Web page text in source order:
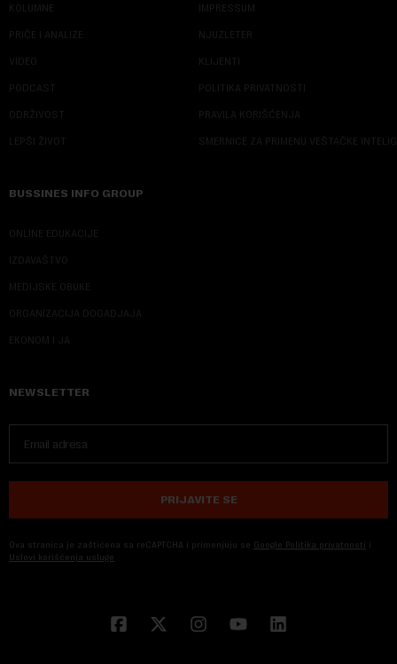
KOLUMNE
PRIČE I ANALIZE
VIDEO
PODCAST
ODRŽIVOST
LEPŠI ŽIVOT
IMPRESSUM
NJUZLETER
KLIJENTI
POLITIKA PRIVATNOSTI
PRAVILA KORIŠĆENJA
SMERNICE ZA PRIMENU VEŠTAČKE
BUSSINES INFO GROUP
ONLINE EDUKACIJE
IZDAVAŠTVO
MEDIJSKE OBUKE
ORGANIZACIJA DOGADJAJA
EKONOM I JA
NEWSLETTER
PRIJAVITE SE
Ova stranica je zaštićena sa reCAPTCHA i primenjuju se Google Politika privatnosti i
Uslovi korišćenja usluge